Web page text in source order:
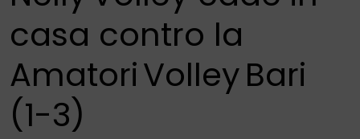
casa contro la
Amatori Volley Bari
(1-3)